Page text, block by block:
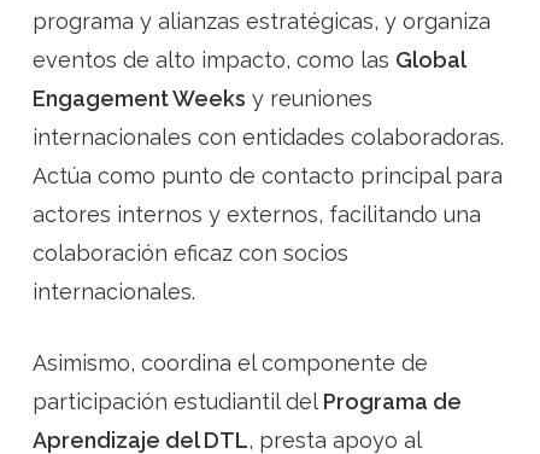
programa y alianzas estratégicas, y organiza
eventos de alto impacto, como las Global
Engagement Weeks y reuniones
internacionales con entidades colaboradoras.
Actúa como punto de contacto principal para
actores internos y externos, facilitando una
colaboración eficaz con socios
internacionales.
Asimismo, coordina el componente de
participación estudiantil del Programa de
Aprendizaje del DTL, presta apoyo al